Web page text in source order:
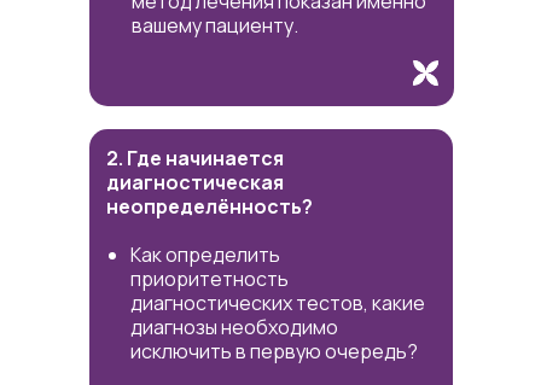
2. Где начинается
диагностическая
неопределённость?
Как определить
приоритетность
диагностических тестов, какие
диагнозы необходимо
исключить в первую очередь?
вашему пациенту.